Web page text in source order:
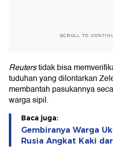
SCROLL TO
Reuterstidak bisa
tuduhan yang dilontarkan
membantah pasukannya
warga sipil.
Baca juga:
Gembiranya Warga
Rusia Angkat Kaki